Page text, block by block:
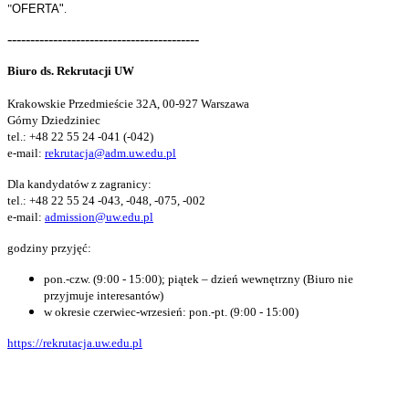
"OFERTA"
------------------------------------------
Biuro ds. Rekrutacji UW
Krakowskie Przedmieście 32A, 00-927 Warszawa
Górny Dziedziniec
tel.: +48 22 55 24 -041 (-042)
e-mail: rekrutacja@adm.uw.edu.pl
Dla kandydatów z zagranicy:
tel.: +48 22 55 24 -043, -048, -075 , -002
e-mail: admission@uw.edu.pl
godziny przyjęć:
pon.-czw. (9:00 - 15:00); piątek – dzień wewnętrzny (Biuro nie
przyjmuje interesantów)
w okresie czerwiec-wrzesień: pon.-pt. (9:00 - 15:00)
https://rekrutacja.uw.edu.pl